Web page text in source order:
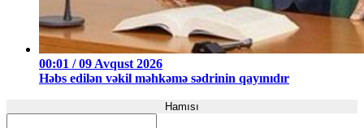
00:01 / 09 Avqust 2026
Həbs edilən vəkil məhkəmə sədrinin qayınıdır
Hamısı